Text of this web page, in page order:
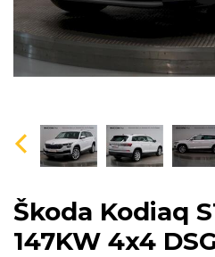
Škoda Kodiaq
147KW 4x4